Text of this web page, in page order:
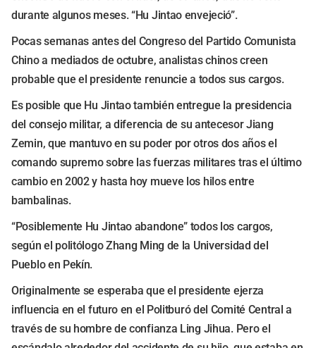
durante algunos meses. “Hu Jintao envejeció”.
Pocas semanas antes del Congreso del Partido Comunista
Chino a mediados de octubre, analistas chinos creen
probable que el presidente renuncie a todos sus cargos.
Es posible que Hu Jintao también entregue la presidencia
del consejo militar, a diferencia de su antecesor Jiang
Zemin, que mantuvo en su poder por otros dos años el
comando supremo sobre las fuerzas militares tras el último
cambio en 2002 y hasta hoy mueve los hilos entre
bambalinas.
“Posiblemente Hu Jintao abandone” todos los cargos,
según el politólogo Zhang Ming de la Universidad del
Pueblo en Pekín.
Originalmente se esperaba que el presidente ejerza
influencia en el futuro en el Politburó del Comité Central a
través de su hombre de confianza Ling Jihua. Pero el